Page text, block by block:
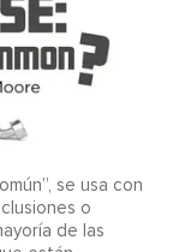
se usa con
o
de las